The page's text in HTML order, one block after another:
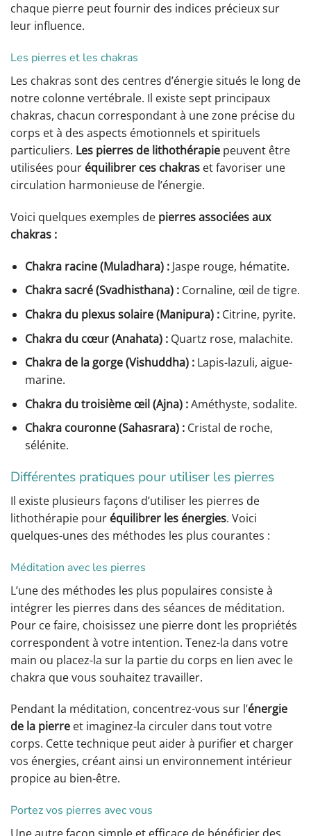
chaque pierre peut fournir des indices précieux sur
leur influence.
Les pierres et les chakras
Les chakras sont des centres d’énergie situés le long de
notre colonne vertébrale. Il existe sept principaux
chakras, chacun correspondant à une zone précise du
corps et à des aspects émotionnels et spirituels
particuliers. Les pierres de lithothérapie peuvent être
utilisées pour équilibrer ces chakras et favoriser une
circulation harmonieuse de l’énergie.
Voici quelques exemples de pierres associées aux
chakras :
Chakra racine (Muladhara) :Jaspe rouge, hématite.
Chakra sacré (Svadhisthana) :Cornaline, œil de tigre.
Chakra du plexus solaire (Manipura) :Citrine, pyrite.
Chakra du cœur (Anahata) :Quartz rose, malachite.
Chakra de la gorge (Vishuddha) :Lapis-lazuli, aigue-
marine.
Chakra du troisième œil (Ajna) :Améthyste, sodalite.
Chakra couronne (Sahasrara) :Cristal de roche,
sélénite.
Différentes pratiques pour utiliser les pierres
Il existe plusieurs façons d’utiliser les pierres de
lithothérapie pour équilibrer les énergies. Voici
quelques-unes des méthodes les plus courantes :
Méditation avec les pierres
L’une des méthodes les plus populaires consiste à
intégrer les pierres dans des séances de méditation.
Pour ce faire, choisissez une pierre dont les propriétés
correspondent à votre intention. Tenez-la dans votre
main ou placez-la sur la partie du corps en lien avec le
chakra que vous souhaitez travailler.
Pendant la méditation, concentrez-vous sur l’énergie
de la pierre et imaginez-la circuler dans tout votre
corps. Cette technique peut aider à purifier et charger
vos énergies, créant ainsi un environnement intérieur
propice au bien-être.
Portez vos pierres avec vous